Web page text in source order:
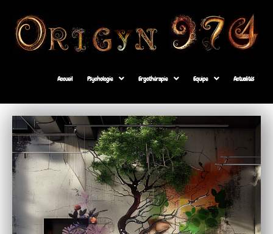
Accueil Psychologie Ergothérapie Equipe Actualités